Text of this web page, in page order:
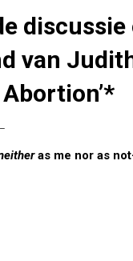
discussie
van
–
as me nor as